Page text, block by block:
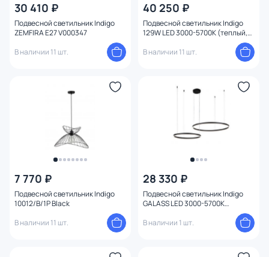
30 410 ₽
Подвесной светильник Indigo
ZEMFIRA E27 V000347
В наличии 11 шт.
40 250 ₽
Подвесной светильник Indigo
129W LED 3000-5700К (теплый,
В наличии 11 шт.
7 770 ₽
Подвесной светильник Indigo
10012/B/1P Black
В наличии 11 шт.
28 330 ₽
Подвесной светильник Indigo
GALASS LED 3000-5700К
V000030L
В наличии 1 шт.
Цвет
Тип помещения
Форма
Форма плафона